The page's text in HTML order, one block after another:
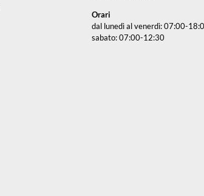
Orari
dal lunedì al venerdì: 07:00-
sabato: 07:00-12:30